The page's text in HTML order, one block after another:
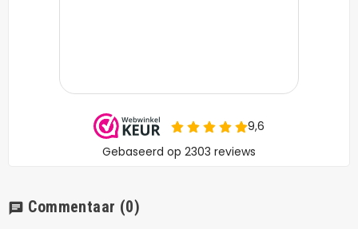
chat Commentaar (0)